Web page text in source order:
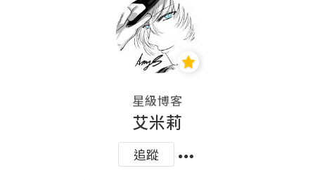
星級博客
艾米莉
追蹤